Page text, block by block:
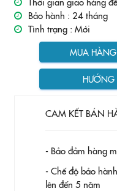
Bảo hành : 24 tháng
Tình trạng : Mới
MUA HÀNG
HƯỚNG
CAM KẾT BÁN
- Bảo đảm hàng
- Chế độ bảo
lên đến 5 năm